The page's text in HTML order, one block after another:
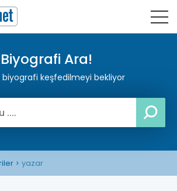
Biyografi Ara!
biyografi keşfedilmeyi bekliyor
yazar